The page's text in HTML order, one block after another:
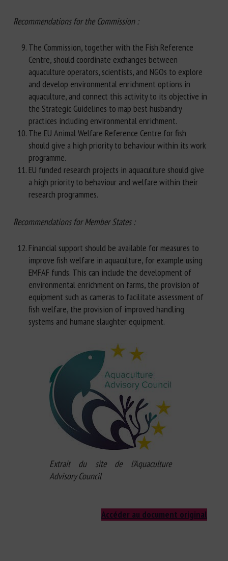
Recommendations for the Commission :
The Commission, together with the Fish Reference
Centre, should coordinate exchanges between
aquaculture operators, scientists, and NGOs to explore
and develop environmental enrichment options in
aquaculture, and connect this activity to its objective in
the Strategic Guidelines to map best husbandry
practices including environmental enrichment.
The EU Animal Welfare Reference Centre for fish
should give a high priority to behaviour within its work
programme.
EU funded research projects in aquaculture should give
a high priority to behaviour and welfare within their
research programmes.
Recommendations for Member States :
Financial support should be available for measures to
improve fish welfare in aquaculture, for example using
EMFAF funds. This can include the development of
environmental enrichment on farms, the provision of
equipment such as cameras to facilitate assessment of
fish welfare, the provision of improved handling
systems and humane slaughter equipment.
Extrait du site de l’Aquaculture
Advisory Council
Accéder au document original